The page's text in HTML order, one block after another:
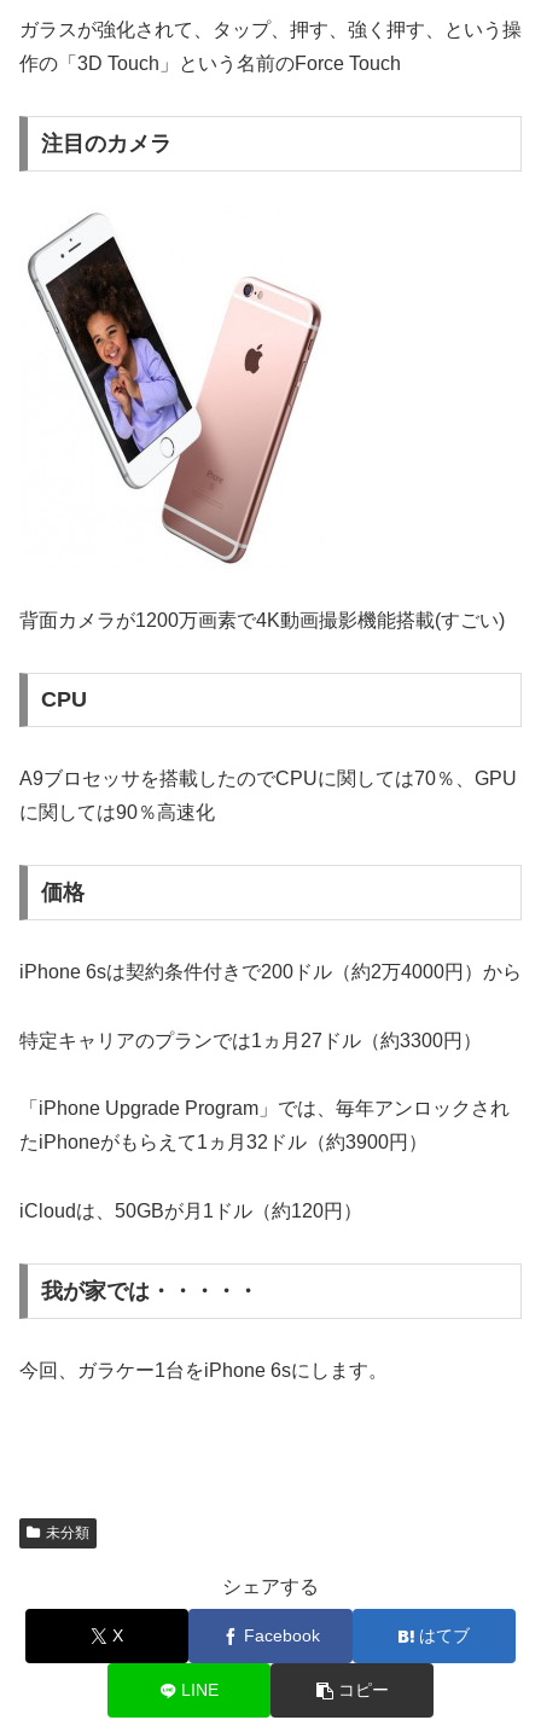
ガラスが強化されて、タップ、押す、強く押す、という操
作の「3D Touch」という名前のForce Touch
注目のカメラ
背面カメラが1200万画素で4K動画撮影機能搭載(すごい)
CPU
A9ブロセッサを搭載したのでCPUに関しては70％、GPU
に関しては90％高速化
価格
iPhone 6sは契約条件付きで200ドル（約2万4000円）から
特定キャリアのプランでは1ヵ月27ドル（約3300円）
「iPhone Upgrade Program」では、毎年アンロックされ
たiPhoneがもらえて1ヵ月32ドル（約3900円）
iCloudは、50GBが月1ドル（約120円）
我が家では・・・・・
今回、ガラケー1台をiPhone 6sにします。
未分類
シェアする
X Facebook はてブ
LINE コピー